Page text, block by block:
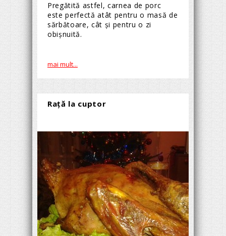
Pregătită astfel, carnea de porc
este perfectă atât pentru o masă de
sărbătoare, cât şi pentru o zi
obişnuită.
mai mult...
Rață la cuptor